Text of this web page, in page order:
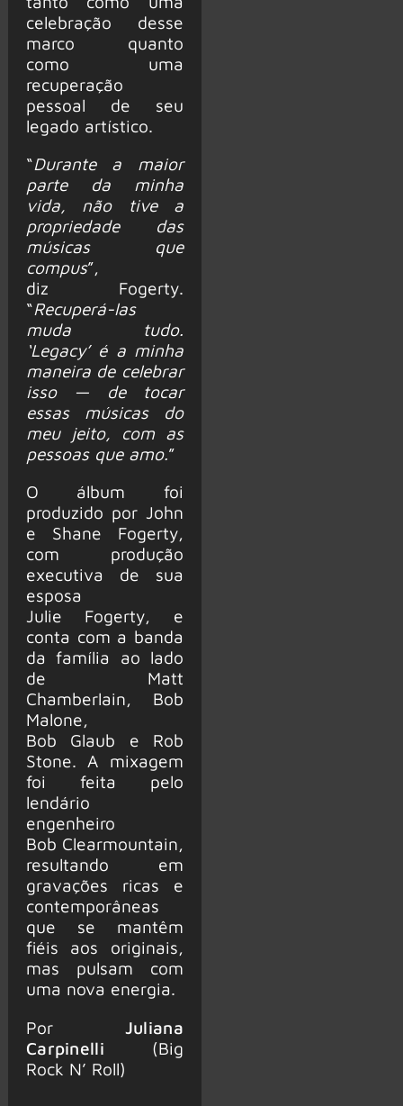
celebração desse
marco quanto
como uma
recuperação
pessoal de seu
legado artístico.
“Durante a maior
parte da minha
vida, não tive a
propriedade das
músicas que
compus”,
diz Fogerty.
“Recuperá-las
muda tudo.
‘Legacy’ é a minha
maneira de celebrar
isso — de tocar
essas músicas do
meu jeito, com as
pessoas que amo.”
O álbum foi
produzido por John
e Shane Fogerty,
com produção
executiva de sua
esposa
Julie Fogerty, e
conta com a banda
da família ao lado
de Matt
Chamberlain, Bob
Malone,
Bob Glaub e Rob
Stone. A mixagem
foi feita pelo
lendário
engenheiro
Bob Clearmountain,
resultando em
gravações ricas e
contemporâneas
que se mantêm
fiéis aos originais,
mas pulsam com
uma nova energia.
Por Juliana
Carpinelli (Big
Rock N’ Roll)